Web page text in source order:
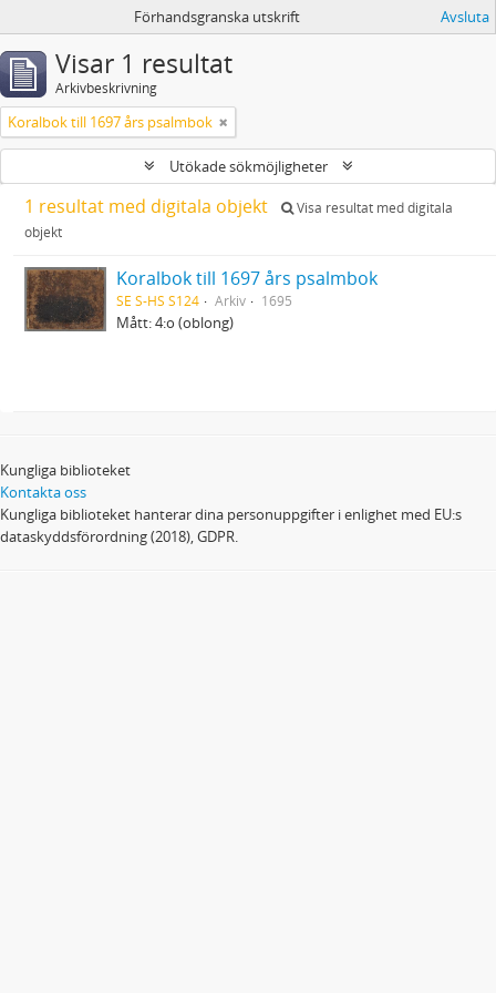
Förhandsgranska utskrift Avsluta
Visar 1 resultat
Arkivbeskrivning
Koralbok till 1697 års psalmbok
Utökade sökmöjligheter
1 resultat med digitala objekt
Visa resultat med digitala
objekt
Koralbok till 1697 års psalmbok
SE S-HS S124 Arkiv 1695
Mått: 4:o (oblong)
Kungliga biblioteket
Kontakta oss
Kungliga biblioteket hanterar dina personuppgifter i enlighet med EU:s
dataskyddsförordning (2018), GDPR.